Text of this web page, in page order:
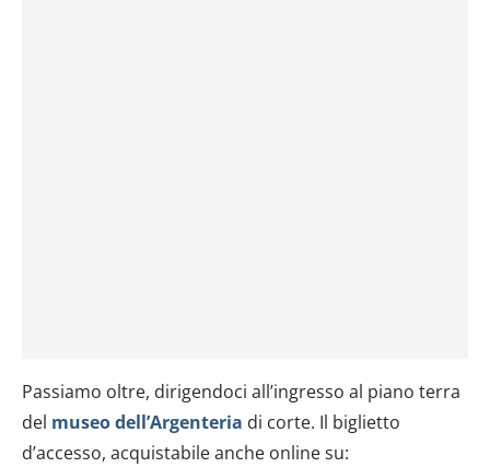
Passiamo oltre, dirigendoci all’ingresso al piano terra
del museo dell’Argenteria di corte. Il biglietto
d’accesso, acquistabile anche online su: